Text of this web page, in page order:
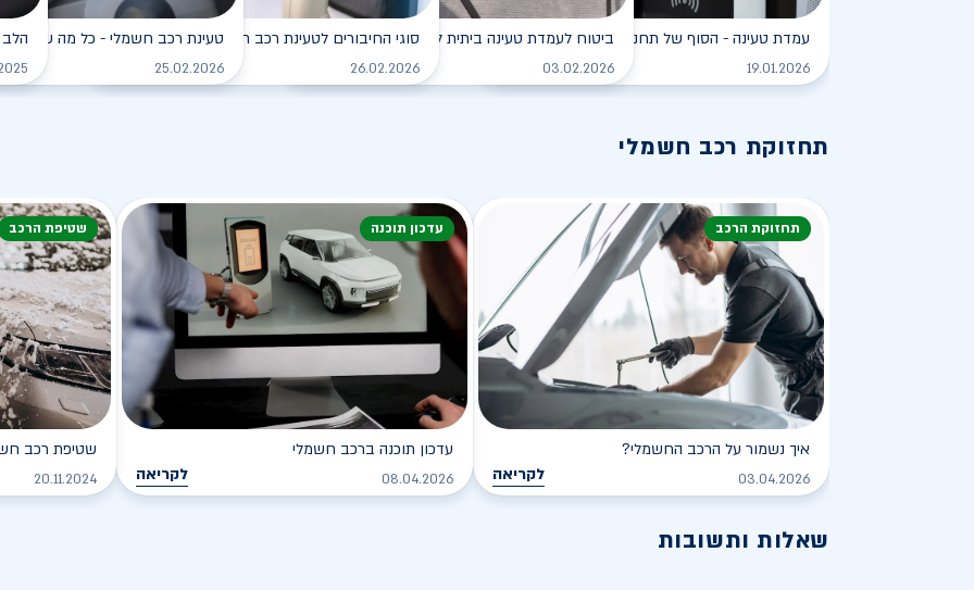
עמדת טעינה - הסוף של תחנת הדלק?
19.01.2026 לקריאה
ביטוח לעמדת טעינה ביתית לרכב החשמלי
03.02.2026
סוגי החיבורים לטעינת רכב חשמלי
26.02.2026
טעינת רכב חשמלי - כל מה שצריך
25.02.2026
תחזוקת רכב חשמלי
תחזוקת הרכב
איך נשמור על הרכב החשמלי?
03.04.2026 לקריאה
עדכון תוכנה
עדכון תוכנה ברכב חשמלי
08.04.2026 לקריאה
שטיפת הרכב
שטיפת רכב
20.11.2024
שאלות ותשובות